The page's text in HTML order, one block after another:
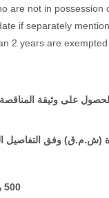
are not in possession
if separately
2 years are
على وثيقة
(ش.م.ق) وفق التفاصيل
500 ريال قطري (غير قابلة للرد)